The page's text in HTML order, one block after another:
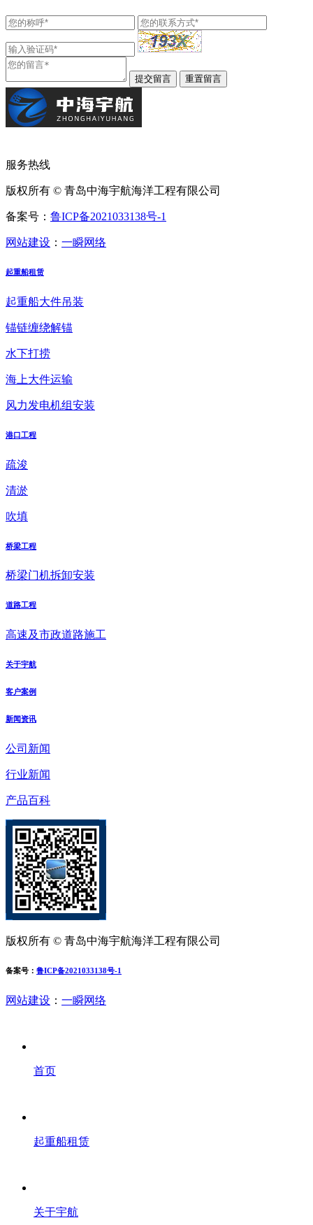
服务热线
版权所有 © 青岛中海宇航海洋工程有限公司
备案号： 鲁ICP备2021033138号-1
网站建设 ： 一瞬网络
起重船租赁
起重船大件吊装
锚链缠绕解锚
水下打捞
海上大件运输
风力发电机组安装
港口工程
疏浚
清淤
吹填
桥梁工程
桥梁门机拆卸安装
道路工程
高速及市政道路施工
关于宇航
客户案例
新闻资讯
公司新闻
行业新闻
产品百科
版权所有 © 青岛中海宇航海洋工程有限公司
备案号： 鲁ICP备2021033138号-1
网站建设 ： 一瞬网络
首页
起重船租赁
关于宇航